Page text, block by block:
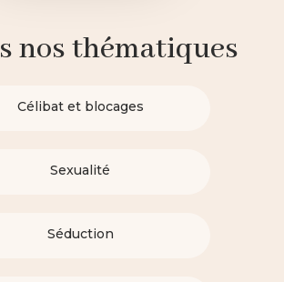
nos thématiques
Célibat et blocages
Sexualité
Séduction